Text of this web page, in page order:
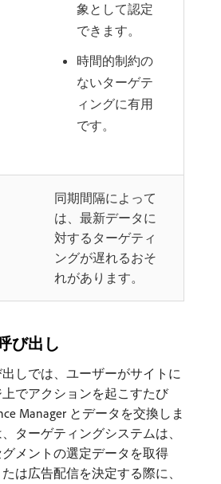
象として認定
できます。
時間的制約の
ないターゲテ
ィングに有用
です。
同期間隔によって
は、最新データに
対するターゲティ
ングが遅れるおそ
れがあります。
び出し
しでは、ユーザーがサイトに
でアクションを起こすたび
Manager とデータを交換しま
ターゲティングシステムは、
メントの選定データを取得
は広告配信を決定する際に、